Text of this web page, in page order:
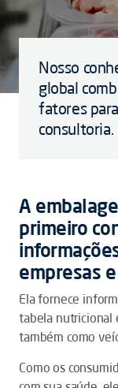
Nosso
global
fatores
consultoria.
A
primeiro
empresas
Ela fornece
tabela nutricional
também como
Como os